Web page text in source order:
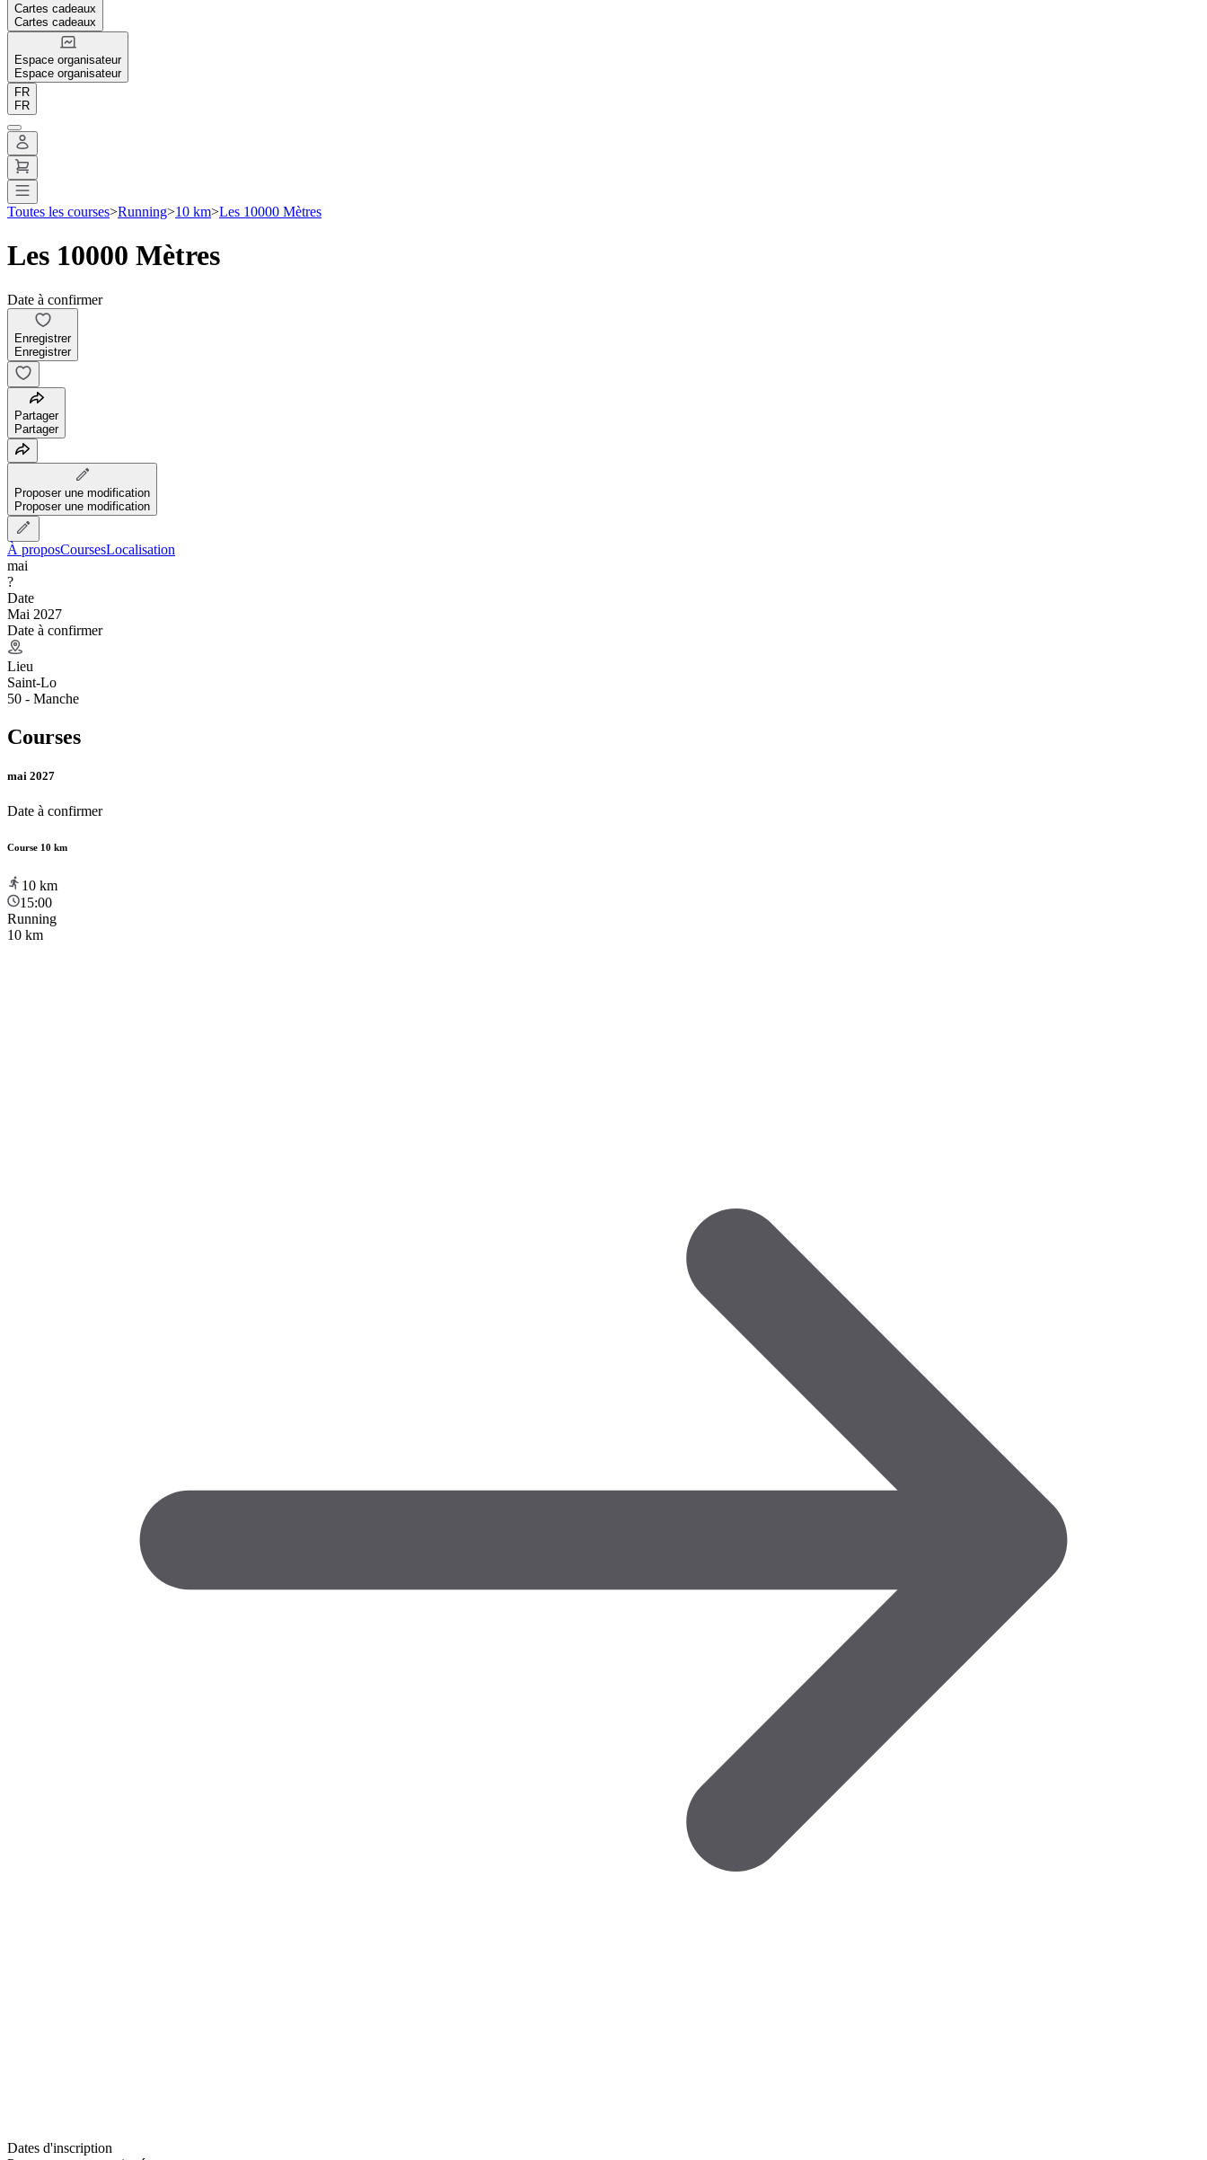
Cartes cadeaux
Cartes cadeaux
Espace organisateur
Espace organisateur
FR
FR
Toutes les courses>Running>10 km>Les 10000 Mètres
Les 10000 Mètres
Date à confirmer
Enregistrer
Enregistrer
Partager
Partager
Proposer une modification
Proposer une modification
À proposCoursesLocalisation
mai
?
Date
Mai 2027
Date à confirmer
Lieu
Saint-Lo
50 - Manche
Courses
mai 2027
Date à confirmer
Course 10 km
10 km
15:00
Running
10 km
Dates d'inscription